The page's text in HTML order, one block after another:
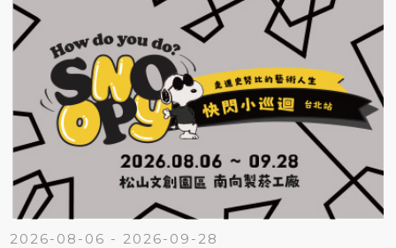
2026-08-06 - 2026-09-28